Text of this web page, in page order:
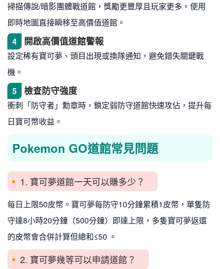
掃描傳說/暗影團體戰道館，獎勵更豐厚且玩家更多。使用
即時地圖直接瞬移至高價值道館。
4
開啟高價值道館警報
設定稀有寶可夢、頭目出現或換隊通知，避免錯失關鍵戰
機。
5
檢查防守強度
衝刺「防守者」勳章時，鎖定弱防守道館快速攻佔，提升每
日寶可幣收益。
Pokemon GO道館常見問題
1. 寶可夢道館一天可以賺多少？
每日上限50皮幣。寶可夢每防守10分鐘累積1皮幣，單隻防
守達8小時20分鐘（500分鐘）即達上限，多隻寶可夢返還
的皮幣會合併計算但總和≤50 。
2. 寶可夢幾等可以申請道館？